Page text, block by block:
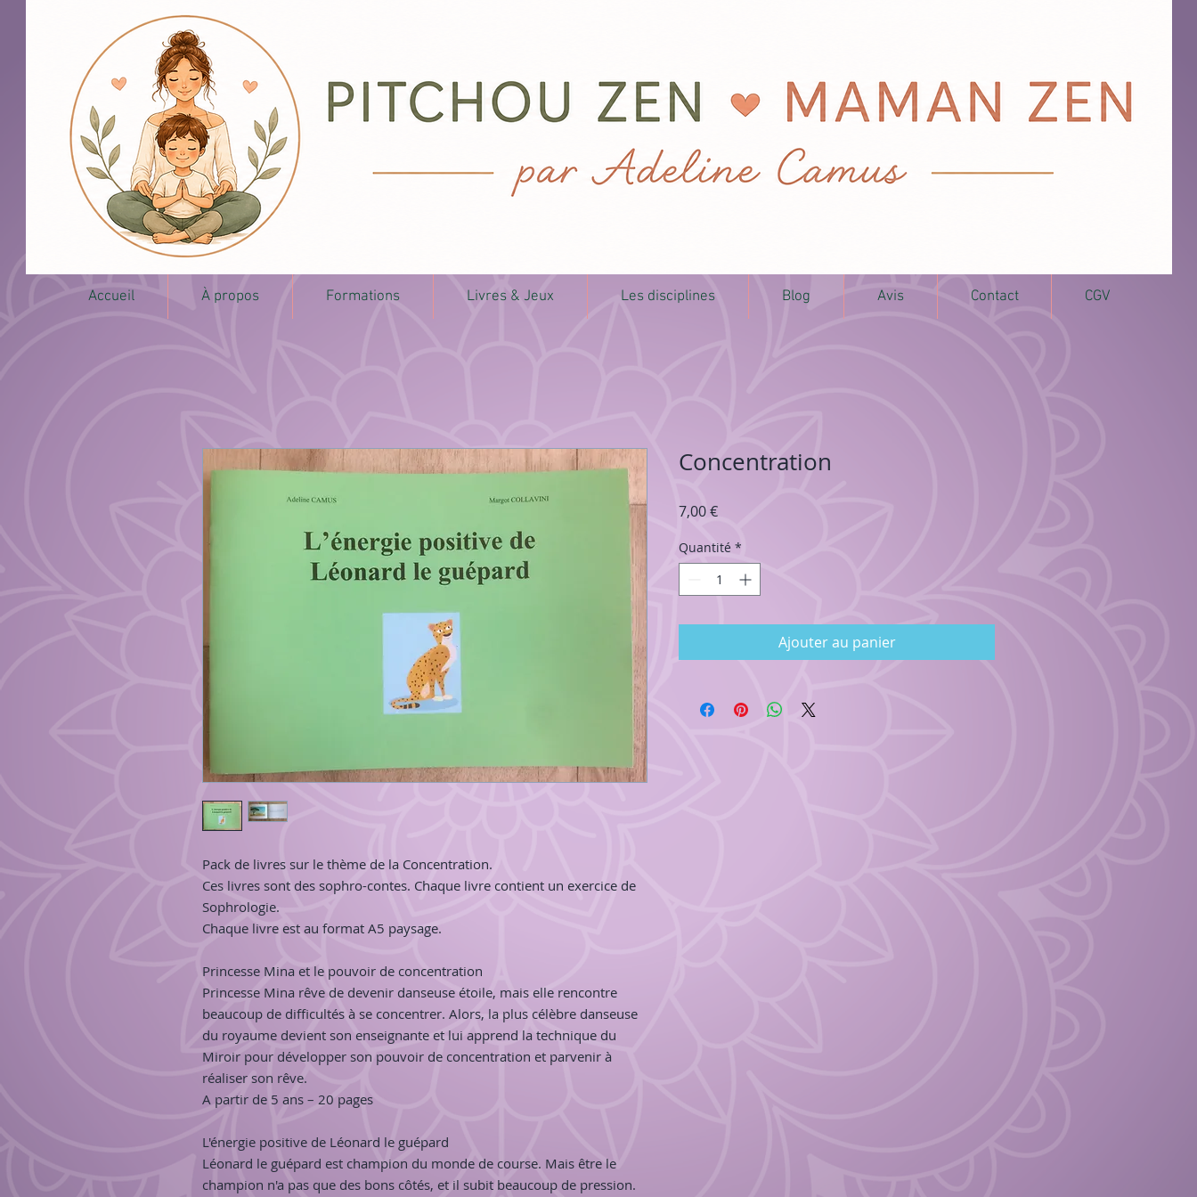
Accueil À propos Formations Livres & Jeux Les disciplines Blog Avis Contact CGV
Pack de livres sur le thème de la Concentration.
Ces livres sont des sophro-contes. Chaque livre contient un exercice de
Sophrologie.
Chaque livre est au format A5 paysage.
Princesse Mina et le pouvoir de concentration
Princesse Mina rêve de devenir danseuse étoile, mais elle rencontre
beaucoup de difficultés à se concentrer. Alors, la plus célèbre danseuse
du royaume devient son enseignante et lui apprend la technique du
Miroir pour développer son pouvoir de concentration et parvenir à
réaliser son rêve.
A partir de 5 ans – 20 pages
L'énergie positive de Léonard le guépard
Léonard le guépard est champion du monde de course. Mais être le
champion n'a pas que des bons côtés, et il subit beaucoup de pression.
Concentration
7,00 €Prix
Quantité *
Ajouter au panier